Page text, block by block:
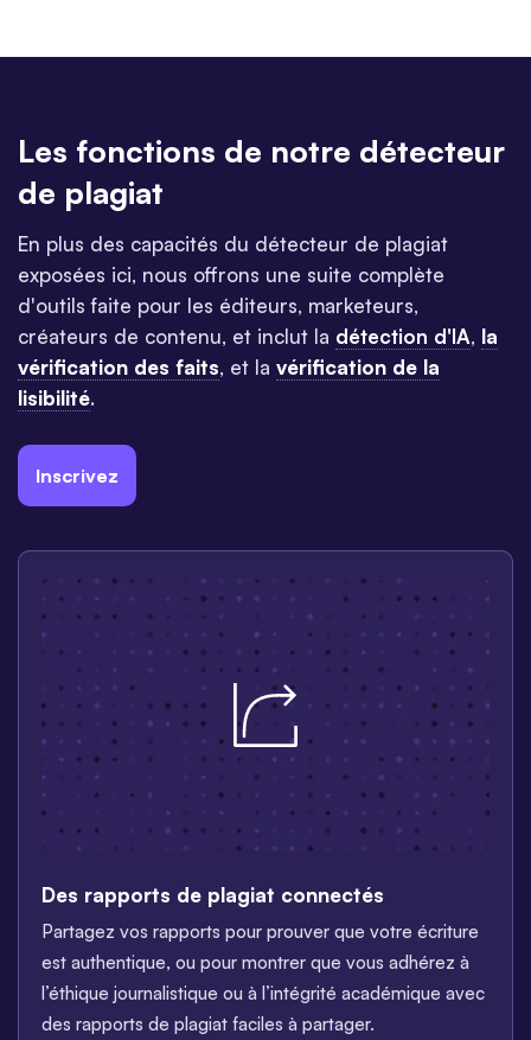
Les fonctions de notre détecteur
de plagiat
En plus des capacités du détecteur de plagiat
exposées ici, nous offrons une suite complète
d'outils faite pour les éditeurs, marketeurs,
créateurs de contenu, et inclut la détection d'IA, la
vérification des faits, et la vérification de la
lisibilité.
Inscrivez
Des rapports de plagiat connectés
Partagez vos rapports pour prouver que votre écriture
est authentique, ou pour montrer que vous adhérez à
l’éthique journalistique ou à l’intégrité académique avec
des rapports de plagiat faciles à partager.